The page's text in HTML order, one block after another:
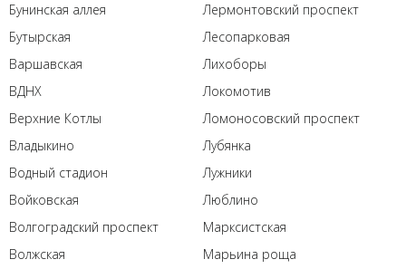
Бунинская аллея
Бутырская
Варшавская
ВДНХ
Верхние Котлы
Владыкино
Водный стадион
Войковская
Волгоградский проспект
Волжская
Лермонтовский проспект
Лесопарковая
Лихоборы
Локомотив
Ломоносовский проспект
Лубянка
Лужники
Люблино
Марксистская
Марьина роща